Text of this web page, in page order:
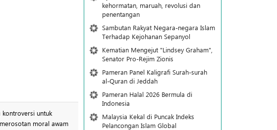
untuk
moral awam
kehormatan, maruah, revolusi dan
penentangan
Sambutan Rakyat Negara-negara Islam
Terhadap Kejohanan Sepanyol
Kematian Mengejut "Lindsey Graham",
Senator Pro-Rejim Zionis
Pameran Panel Kaligrafi Surah-surah
al-Quran di Jeddah
Pameran Halal 2026 Bermula di
Indonesia
Malaysia Kekal di Puncak Indeks
Pelancongan Islam Global